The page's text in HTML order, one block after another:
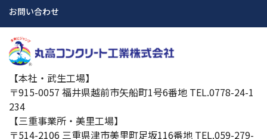
お問い合わせ
【本社・武生工場】
〒915-0057 福井県越前市矢船町1号6番地 TEL.0778-24-1
234
【三重事業所・美里工場】
〒514-2106 三重県津市美里町足坂116番地 TEL.059-279-